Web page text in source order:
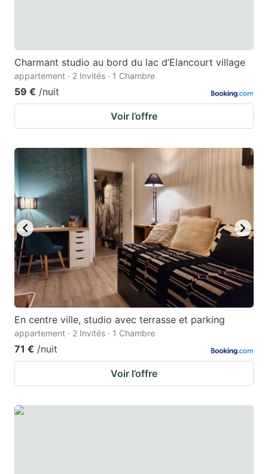
Charmant studio au bord du lac d’Elancourt village
appartement · 2 Invités · 1 Chambre
59 € /nuit
Voir l’offre
En centre ville, studio avec terrasse et parking
appartement · 2 Invités · 1 Chambre
71 € /nuit
Voir l’offre